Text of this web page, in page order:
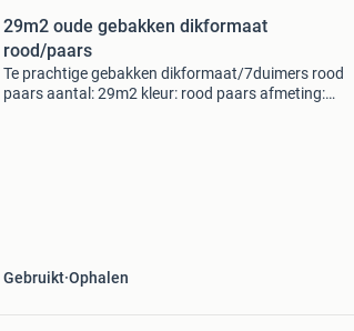
29m2 oude gebakken dikformaat
rood/paars
Te prachtige gebakken dikformaat/7duimers rood
paars aantal: 29m2 kleur: rood paars afmeting:
Gebruikt Ophalen